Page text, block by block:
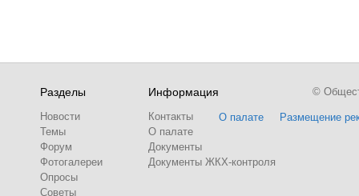
Разделы
Новости
Темы
Форум
Фотогалереи
Опросы
Советы
Информация
Контакты
О палате
Документы
Документы ЖКХ-контроля
О палате Размещение
©